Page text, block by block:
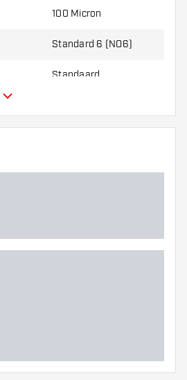
100 Micron
Standard 6 (NO6)
Standaard